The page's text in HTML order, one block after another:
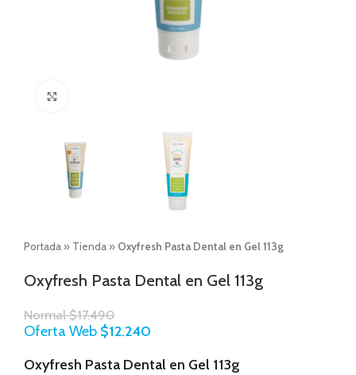
Portada » Tienda » Oxyfresh Pasta Dental en Gel 113g
Oxyfresh Pasta Dental en Gel 113g
Normal$17.490
Oferta Web $12.240
Oxyfresh Pasta Dental en Gel 113g